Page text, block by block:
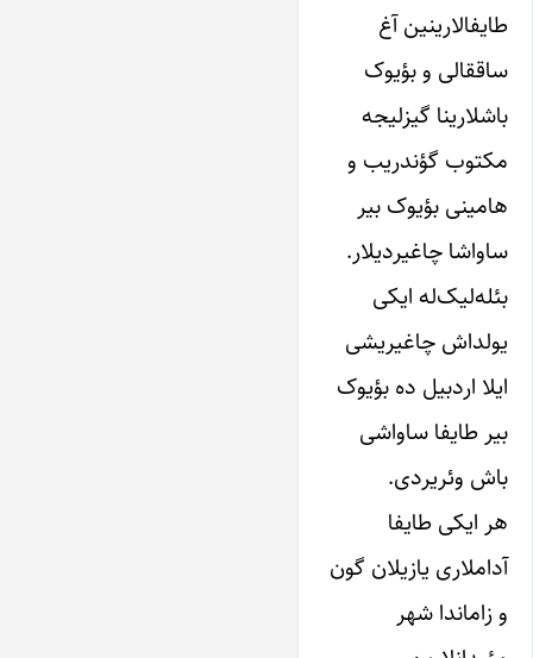
طایفالارینین‌ آغ‌
ساققالی‌ و‌ بؤ‌یوک‌
باشلارینا‌ گیزلیجه‌
مکتوب‌ گؤندریب و‌
هامینی‌ بؤ‌یوک‌ بیر‌
ساواشا چاغیردیلار.
بئله‌لیک‌‌له‌ ایکی‌
‌یولداش چاغیریشی‌
ایلا اردبیل ده‌ بؤ‌یوک‌
بیر‌ طایفا ساواشی
باش وئریردی‌.
هر ایکی‌ طایفا
آداملاری‌ یازیلان ‌‌گون‌
و‌ زاماندا‌ شهر‌